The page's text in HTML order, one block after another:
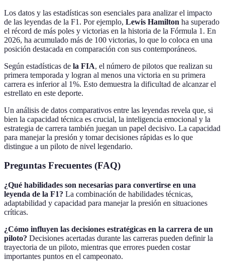
Los datos y las estadísticas son esenciales para analizar el impacto
de las leyendas de la F1. Por ejemplo, Lewis Hamilton ha superado
el récord de más poles y victorias en la historia de la Fórmula 1. En
2026, ha acumulado más de 100 victorias, lo que lo coloca en una
posición destacada en comparación con sus contemporáneos.
Según estadísticas de la FIA, el número de pilotos que realizan su
primera temporada y logran al menos una victoria en su primera
carrera es inferior al 1%. Esto demuestra la dificultad de alcanzar el
estrellato en este deporte.
Un análisis de datos comparativos entre las leyendas revela que, si
bien la capacidad técnica es crucial, la inteligencia emocional y la
estrategia de carrera también juegan un papel decisivo. La capacidad
para manejar la presión y tomar decisiones rápidas es lo que
distingue a un piloto de nivel legendario.
Preguntas Frecuentes (FAQ)
¿Qué habilidades son necesarias para convertirse en una
leyenda de la F1? La combinación de habilidades técnicas,
adaptabilidad y capacidad para manejar la presión en situaciones
críticas.
¿Cómo influyen las decisiones estratégicas en la carrera de un
piloto? Decisiones acertadas durante las carreras pueden definir la
trayectoria de un piloto, mientras que errores pueden costar
importantes puntos en el campeonato.